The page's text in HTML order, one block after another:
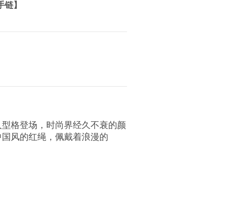
】
格登场，时尚界经久不衰的颜
风的红绳，佩戴着浪漫的